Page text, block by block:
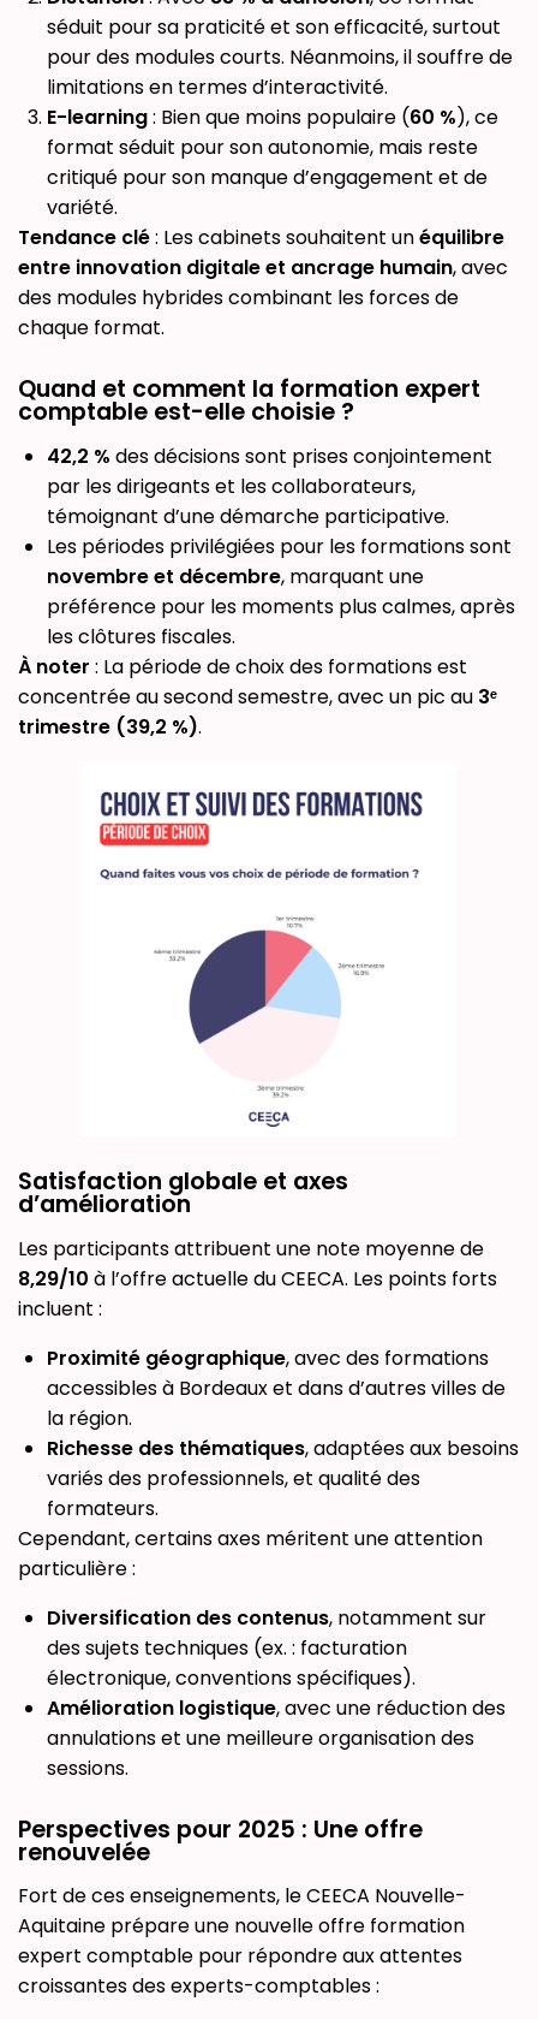
séduit pour sa praticité et son efficacité, surtout
pour des modules courts. Néanmoins, il souffre de
limitations en termes d’interactivité.
E-learning: Bien que moins populaire (60 %), ce
format séduit pour son autonomie, mais reste
critiqué pour son manque d’engagement et de
variété.
Tendance clé: Les cabinets souhaitent unéquilibre
entre innovation digitale et ancrage humain, avec
des modules hybrides combinant les forces de
chaque format.
Quand et comment la formation expert
comptable est-elle choisie ?
42,2 % des décisions sont prises conjointement
par les dirigeants et les collaborateurs,
témoignant d’une démarche participative.
Les périodes privilégiées pour les formations sont
novembre et décembre, marquant une
préférence pour les moments plus calmes, après
les clôtures fiscales.
À noter : La période de choix des formations est
concentrée au second semestre, avec un pic au 3ᵉ
trimestre (39,2 %).
Satisfaction globale et axes
d’amélioration
Les participants attribuent une note moyenne de
8,29/10 à l’offre actuelle du CEECA. Les points forts
incluent :
Proximité géographique, avec des formations
accessibles à Bordeaux et dans d’autres villes de
la région.
Richesse des thématiques, adaptées aux besoins
variés des professionnels, et qualité des
formateurs.
Cependant, certains axes méritent une attention
particulière :
Diversification des contenus, notamment sur
des sujets techniques (ex. : facturation
électronique, conventions spécifiques).
Amélioration logistique, avec une réduction des
annulations et une meilleure organisation des
sessions.
Perspectives pour 2025 : Une offre
renouvelée
Fort de ces enseignements, le CEECA Nouvelle-
Aquitaine prépare une nouvelle offre formation
expert comptable pour répondre aux attentes
croissantes des experts-comptables :